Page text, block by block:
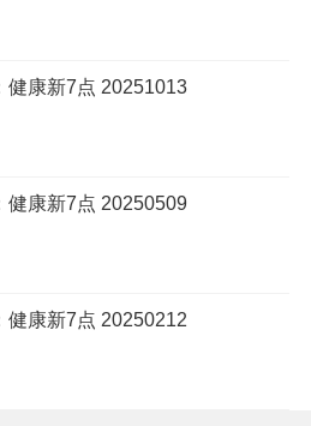
健康新7点 20251013
健康新7点 20250509
健康新7点 20250212